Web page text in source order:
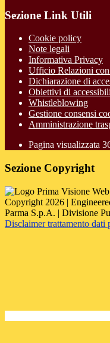
Sezione Link Utili
Cookie policy
Note legali
Informativa Privacy
Ufficio Relazioni
Dichiarazione di
Obiettivi di
Whistleblowing
Gestione consensi
Amministrazione
Pagina visualizzata
Sezione Copyright
Copyright 2026 |
Parma S.p.A. | Divisione
Disclaimer trattamento dati